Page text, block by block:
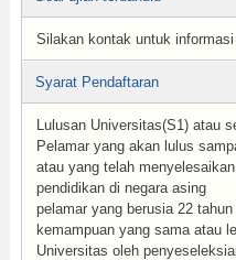
Silakan kontak untuk informasi
Syarat Pendaftaran
Lulusan Universitas(S1) atau
Pelamar yang akan lulus
atau yang telah
pendidikan di negara asing
pelamar yang berusia 22
kemampuan yang sama atau
Universitas oleh